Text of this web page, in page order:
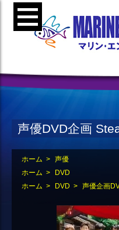
声優DVD企画
ホーム > 声優
ホーム >
DVD
ホーム > DVD > 声優企画